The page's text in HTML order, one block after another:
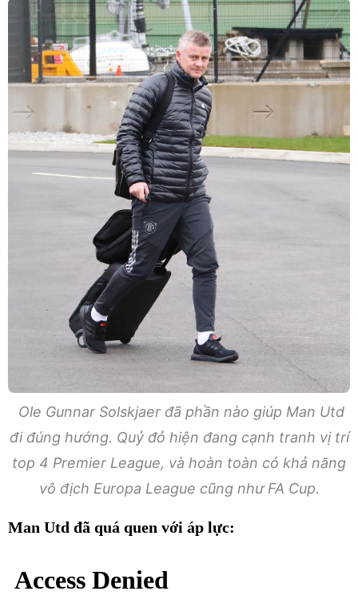
Ole Gunnar Solskjaer đã phần nào giúp Man Utd
đi đúng hướng. Quỷ đỏ hiện đang cạnh tranh vị trí
top 4 Premier League, và hoàn toàn có khả năng
vô địch Europa League cũng như FA Cup.
Man Utd đã quá quen với áp lực: